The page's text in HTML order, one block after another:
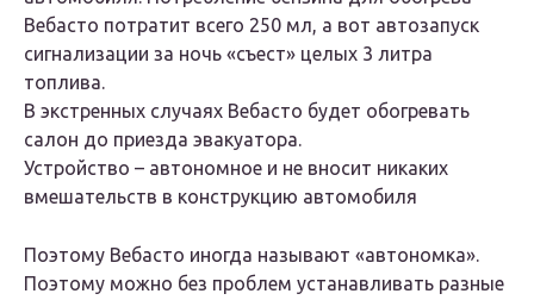
Вебасто потратит всего 250 мл, а вот автозапуск
сигнализации за ночь «съест» целых 3 литра
топлива.
В экстренных случаях Вебасто будет обогревать
салон до приезда эвакуатора.
Устройство – автономное и не вносит никаких
вмешательств в конструкцию автомобиля
Поэтому Вебасто иногда называют «автономка».
Поэтому можно без проблем устанавливать разные